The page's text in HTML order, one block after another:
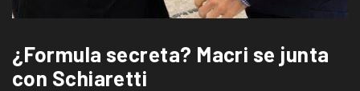
¿Formula secreta? Macri se junta
con Schiaretti